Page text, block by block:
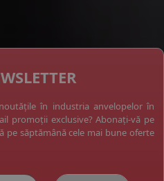
în industria anvelopelor în
promoții exclusive? Abonați-vă pe
pe săptămână cele mai bune oferte